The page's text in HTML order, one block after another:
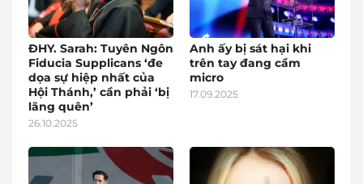
ĐHY. Sarah: Tuyên Ngôn
Fiducia Supplicans ‘đe
dọa sự hiệp nhất của
Hội Thánh,’ cần phải ‘bị
lãng quên’
26.10.2025
Anh ấy bị sát hại khi
trên tay đang cầm
micro
17.09.2025